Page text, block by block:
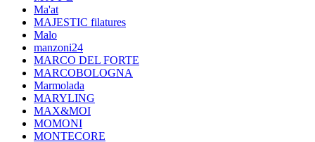
Ma'at
MAJESTIC filatures
Malo
manzoni24
MARCO DEL FORTE
MARCOBOLOGNA
Marmolada
MARYLING
MAX&MOI
MOMONI
MONTECORE